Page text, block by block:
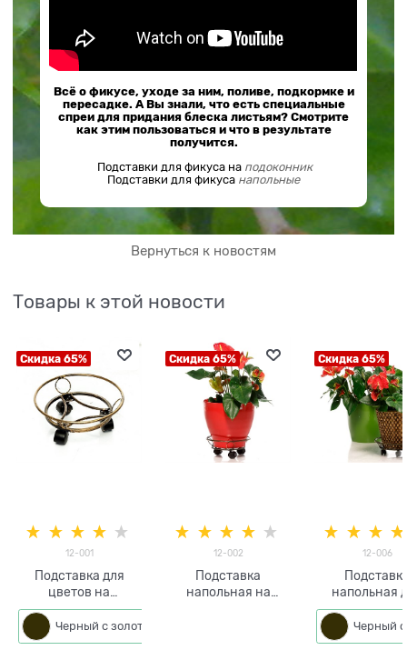
Всё о фикусе, уходе за ним, поливе, подкормке и
пересадке. А Вы знали, что есть специальные
спреи для придания блеска листьям? Смотрите
как этим пользоваться и что в результате
получится.
Подставки для фикуса на подоконник
Подставки для фикуса напольные
Вернуться к новостям
Товары к этой новости
Скидка 65%
12-001
Подставка для
цветов на
колесиках 12-001
металл
Скидка 65%
12-002
Подставка
напольная на
Скидка 65%
12-006
напольная
цветов 12-